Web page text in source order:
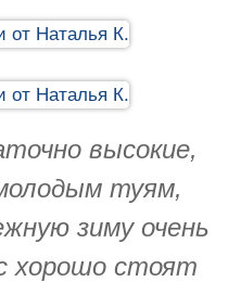
высокие,
туям,
зиму очень
хорошо стоят